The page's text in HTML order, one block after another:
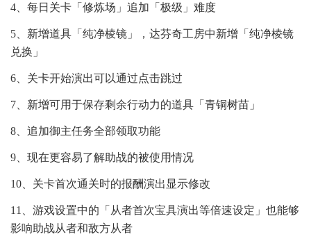
4、每日关卡「修炼场」追加「极级」难度
5、新增道具「纯净棱镜」，达芬奇工房中新增「纯净棱镜
兑换」
6、关卡开始演出可以通过点击跳过
7、新增可用于保存剩余行动力的道具「青铜树苗」
8、追加御主任务全部领取功能
9、现在更容易了解助战的被使用情况
10、关卡首次通关时的报酬演出显示修改
11、游戏设置中的「从者首次宝具演出等倍速设定」也能够
影响助战从者和敌方从者